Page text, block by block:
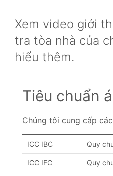
Xem video giới
tra tòa nhà của
hiểu thêm.
Tiêu chuẩn
Chúng tôi cung cấp
ICC IBC Quy
ICC IFC Quy